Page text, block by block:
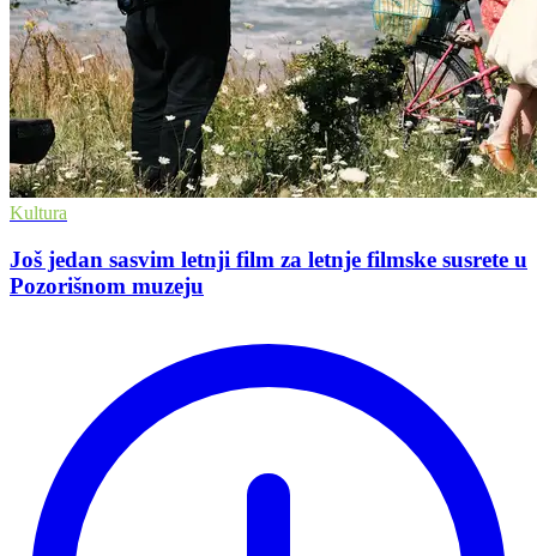
Kultura
Još jedan sasvim letnji film za letnje filmske susrete u
Pozorišnom muzeju